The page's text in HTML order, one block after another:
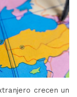
crecen un